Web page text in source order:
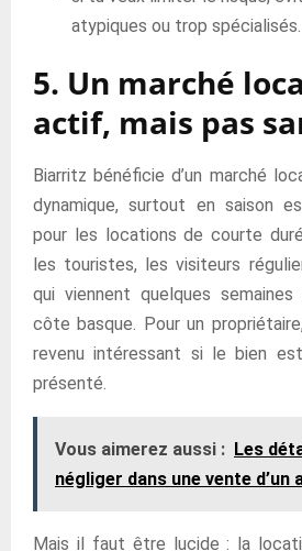
atypiques ou trop spécialisés.
5. Un marché
actif, mais pas
Biarritz bénéficie d’un marché
dynamique, surtout en saison
pour les locations de courte
les touristes, les visiteurs
qui viennent quelques
côte basque. Pour un
revenu intéressant si le bien
présenté.
Vous aimerez aussi : Les
négliger dans une vente d’un
Mais il faut être lucide : la